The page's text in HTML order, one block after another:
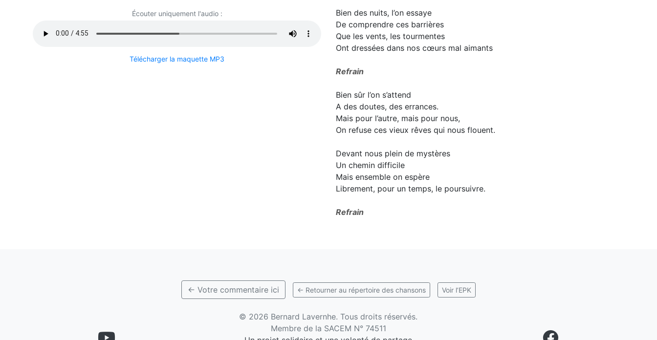
Écouter uniquement l'audio :
Télécharger la maquette MP3
Bien des nuits, l’on essaye
De comprendre ces barrières
Que les vents, les tourmentes
Ont dressées dans nos cœurs mal aimants
Refrain
Bien sûr l’on s’attend
A des doutes, des errances.
Mais pour l’autre, mais pour nous,
On refuse ces vieux rêves qui nous flouent.
Devant nous plein de mystères
Un chemin difficile
Mais ensemble on espère
Librement, pour un temps, le poursuivre.
Refrain
← Votre commentaire ici ← Retourner au répertoire des chansons Voir l’EPK
© 2026 Bernard Lavernhe. Tous droits réservés.
Membre de la SACEM N° 74511